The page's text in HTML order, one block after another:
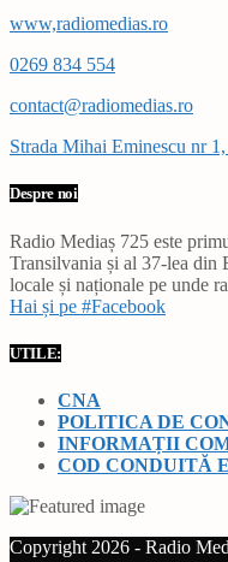
www,radiomedias.ro
0269 834 554
contact@radiomedias.ro
Strada Mihai Eminescu nr
Despre noi
Radio Mediaș 725 este
Transilvania și al 37-lea din
locale și naționale pe unde
Hai și pe #Facebook
UTILE:
CNA
POLITICA DE
INFORMAȚII
COD CONDUITĂ
Copyright 2026 - Radio